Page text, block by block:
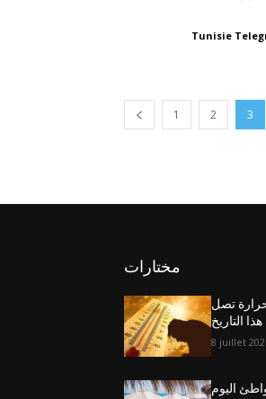
Tunisie
1 2 3
مختارات
تصل
8 juillet
اليوم